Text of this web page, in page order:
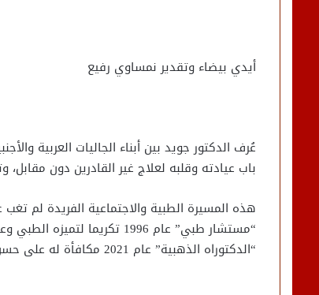
أيدي بيضاء وتقدير نمساوي رفيع
عُرف الدكتور جويد بين أبناء الجاليات العربية
باب عيادته وقلبه لعلاج غير القادرين دون
هذه المسيرة الطبية والاجتماعية الفريدة لم
“مستشار طبي” عام 1996
“الدكتوراه الذهبية” عام 2021 مكافأة له على حسن السيرة وحسن العمل على مدار خمسين عاماً بعد الدكتوراه.